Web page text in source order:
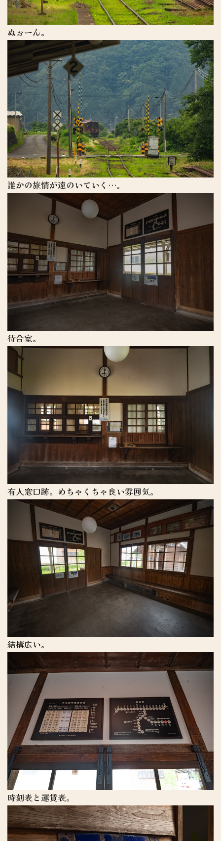
ぬぉーん。
誰かの旅情が遠のいていく…。
待合室。
有人窓口跡。めちゃくちゃ良い雰囲気。
結構広い。
時刻表と運賃表。